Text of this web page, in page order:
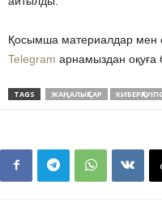
Қосымша материалдар мен
Telegram арнамыздан оқуға
TAGS ЖАҢАЛЫҚТАР